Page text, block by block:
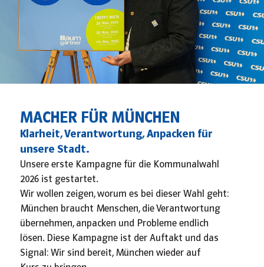
MACHER FÜR MÜNCHEN
Klarheit, Verantwortung, Anpacken für
unsere Stadt.
Unsere erste Kampagne für die Kommunalwahl
2026 ist gestartet.
Wir wollen zeigen, worum es bei dieser Wahl geht:
München braucht Menschen, die Verantwortung
übernehmen, anpacken und Probleme endlich
lösen. Diese Kampagne ist der Auftakt und das
Signal: Wir sind bereit, München wieder auf